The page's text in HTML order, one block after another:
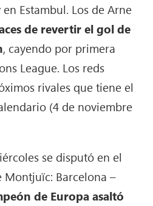
Estambul. Los de Arne
de revertir el gol de
, cayendo por primera
League. Los reds
rivales que tiene el
(4 de noviembre
se disputó en el
Montjuïc: Barcelona –
de Europa asaltó